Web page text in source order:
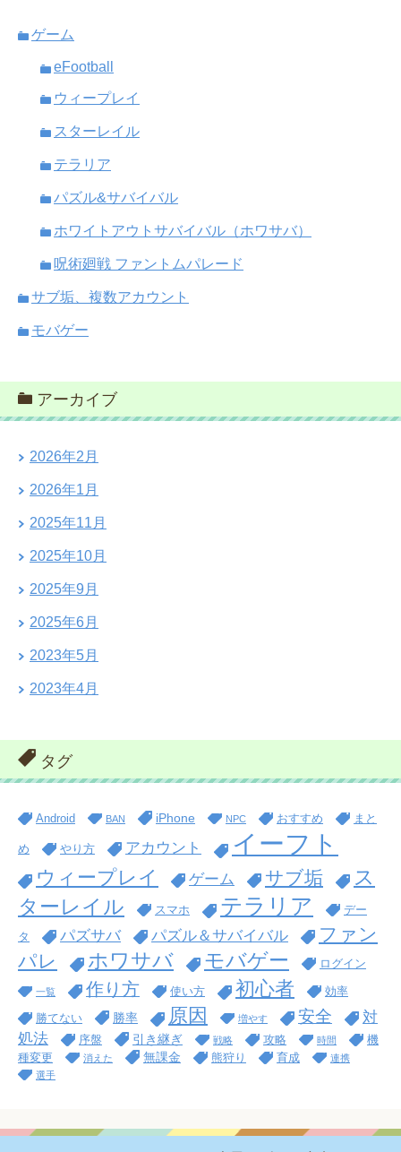
ゲーム
eFootball
ウィープレイ
スターレイル
テラリア
パズル&サバイバル
ホワイトアウトサバイバル（ホワサバ）
呪術廻戦 ファントムパレード
サブ垢、複数アカウント
モバゲー
アーカイブ
2026年2月
2026年1月
2025年11月
2025年10月
2025年9月
2025年6月
2023年5月
2023年4月
タグ
Android BAN iPhone NPC おすすめ まと
め やり方 アカウント イーフト
ウィープレイ ゲーム サブ垢
ス
ターレイル
スマホ テラリア デー
タ パズサバ パズル＆サバイバル
ファン
パレ
ホワサバ モバゲー ログイン
一覧 作り方 使い方 初心者 効率
勝てない 勝率 原因 増やす 安全
対
処法
序盤 引き継ぎ 戦略 攻略 時間
機
種変更
消えた 無課金 熊狩り 育成
連携
選手